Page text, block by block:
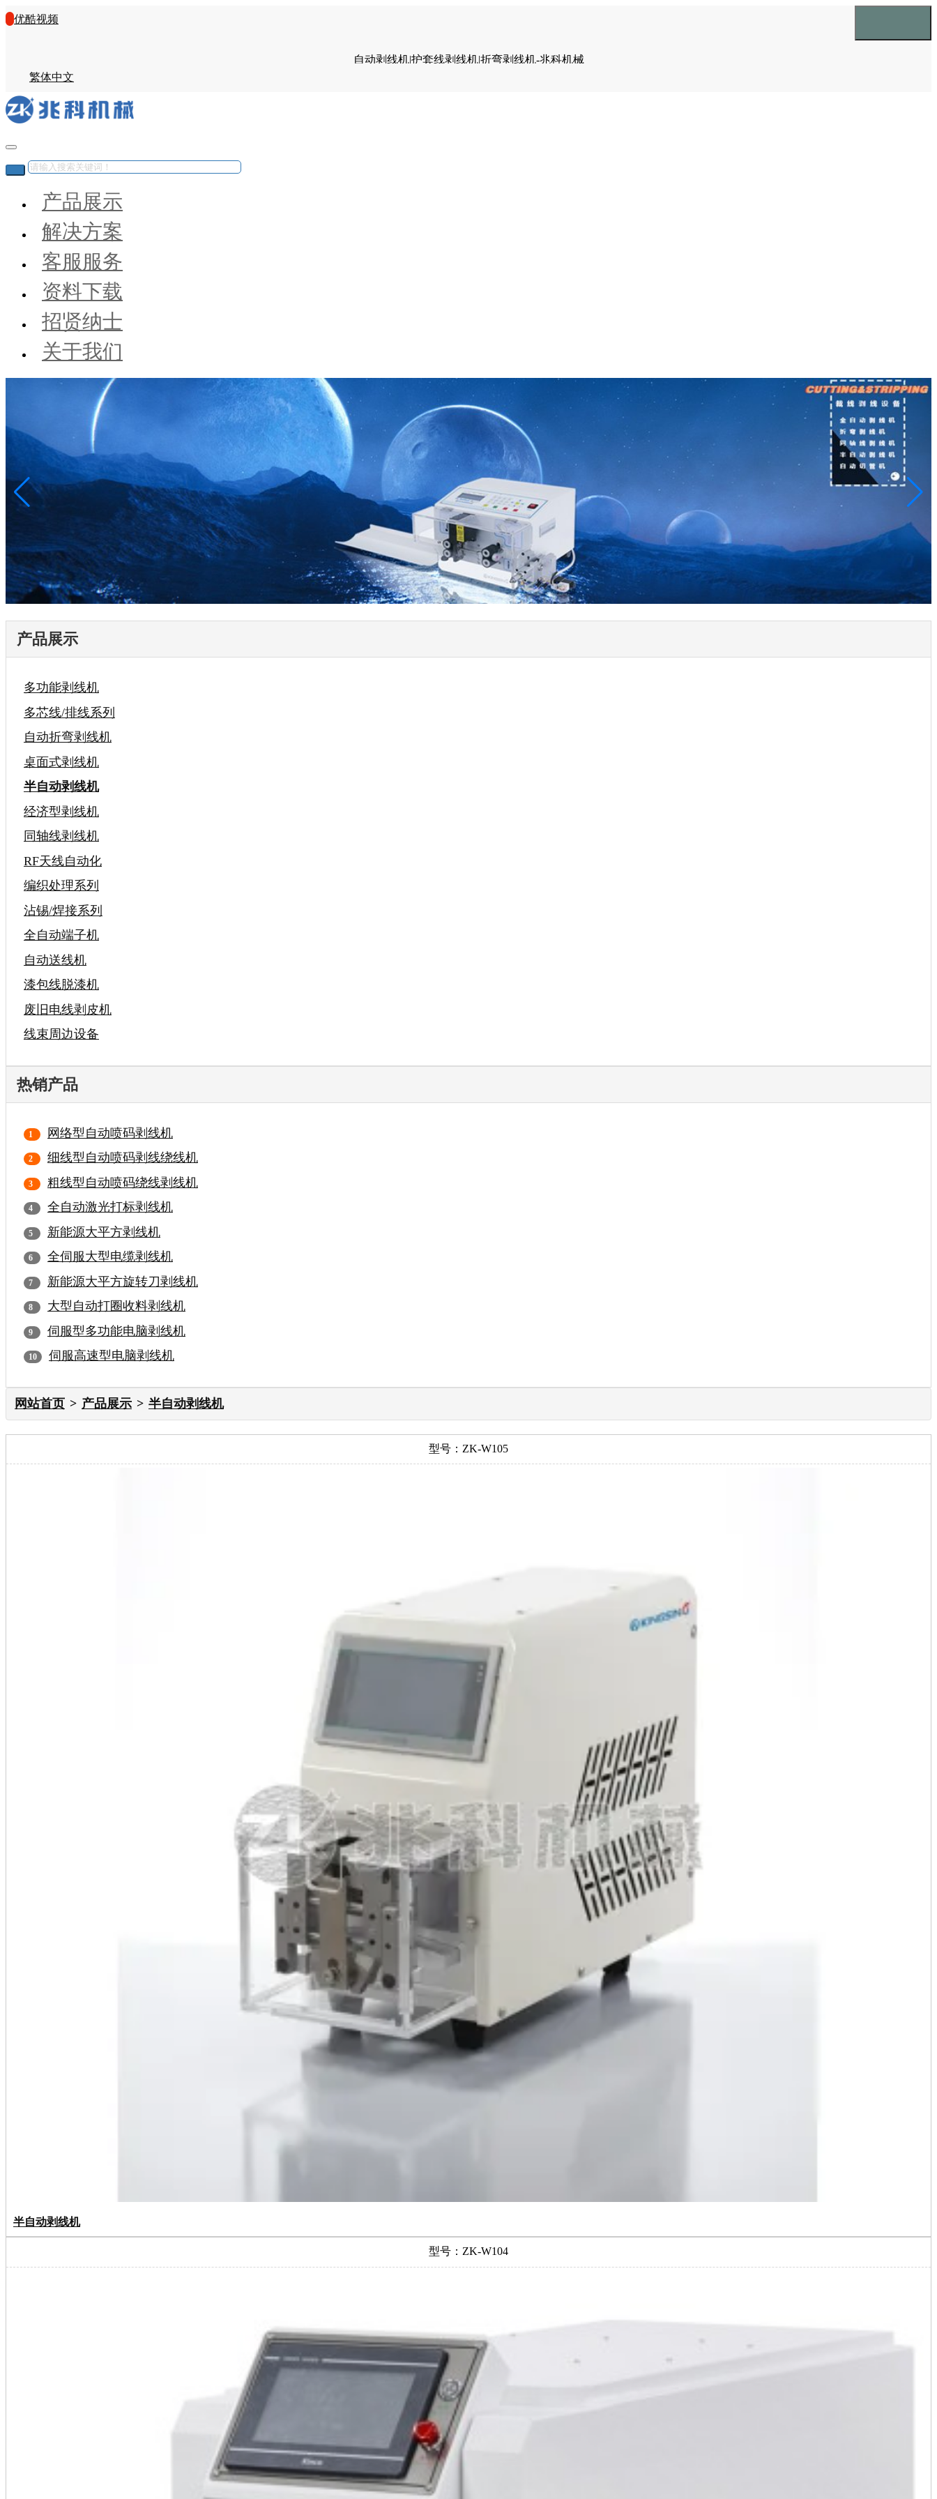
优酷视频
自动剥线机|护套线剥线机|折弯剥线机-兆科机械
繁体中文
产品展示
解决方案
客服服务
资料下载
招贤纳士
关于我们
产品展示
多功能剥线机
多芯线/排线系列
自动折弯剥线机
桌面式剥线机
半自动剥线机
经济型剥线机
同轴线剥线机
RF天线自动化
编织处理系列
沾锡/焊接系列
全自动端子机
自动送线机
漆包线脱漆机
废旧电线剥皮机
线束周边设备
热销产品
网络型自动喷码剥线机
细线型自动喷码剥线绕线机
粗线型自动喷码绕线剥线机
全自动激光打标剥线机
新能源大平方剥线机
全伺服大型电缆剥线机
新能源大平方旋转刀剥线机
大型自动打圈收料剥线机
伺服型多功能电脑剥线机
伺服高速型电脑剥线机
网站首页 产品展示 半自动剥线机
型号：ZK-W105
半自动剥线机
型号：ZK-W104